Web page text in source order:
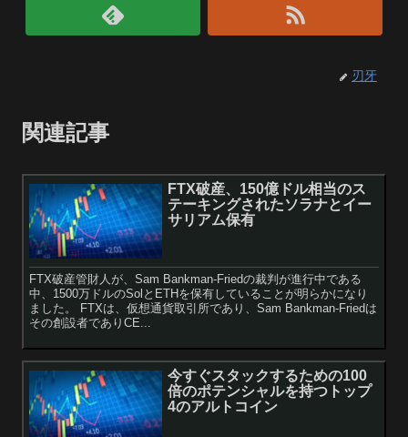
刃牙
関連記事
FTX破産、150億ドル相当のス
テーキングされたソラナとイー
サリアム保有
FTX破産管財人が、Sam Bankman-Friedの裁判が進行中である
中、1500万ドルのSolとETHを保有していることが明らかになり
ました。 FTXは、仮想通貨取引所であり、Sam Bankman-Friedは
その創設者でありCE...
今すぐスタックするための100
倍のポテンシャルを持つトップ
4のアルトコイン